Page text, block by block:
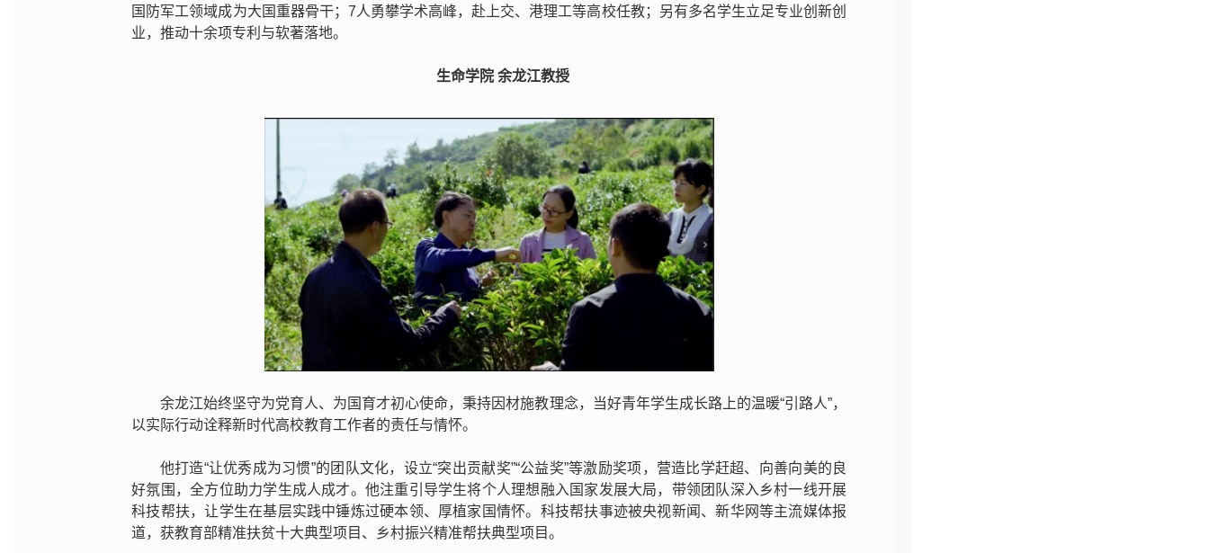
国防军工领域成为大国重器骨干；7人勇攀学术高峰，赴上交、港理工等高校任教；另有多名学生立足专业创新创
业，推动十余项专利与软著落地。
生命学院 余龙江教授
余龙江始终坚守为党育人、为国育才初心使命，秉持因材施教理念，当好青年学生成长路上的温暖“引路人”，
以实际行动诠释新时代高校教育工作者的责任与情怀。
他打造“让优秀成为习惯”的团队文化，设立“突出贡献奖”“公益奖”等激励奖项，营造比学赶超、向善向美的良
好氛围，全方位助力学生成人成才。他注重引导学生将个人理想融入国家发展大局，带领团队深入乡村一线开展
科技帮扶，让学生在基层实践中锤炼过硬本领、厚植家国情怀。科技帮扶事迹被央视新闻、新华网等主流媒体报
道，获教育部精准扶贫十大典型项目、乡村振兴精准帮扶典型项目。